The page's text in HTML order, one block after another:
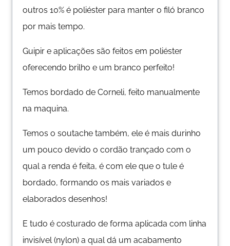
outros 10% é poliéster para manter o filó branco
por mais tempo.
Guipir e aplicações são feitos em poliéster
oferecendo brilho e um branco perfeito!
Temos bordado de Corneli, feito manualmente
na maquina.
Temos o soutache também, ele é mais durinho
um pouco devido o cordão trançado com o
qual a renda é feita, é com ele que o tule é
bordado, formando os mais variados e
elaborados desenhos!
E tudo é costurado de forma aplicada com linha
invisível (nylon) a qual dá um acabamento